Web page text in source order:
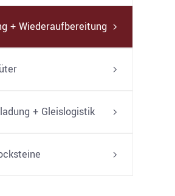
+ Wiederaufbereitung
+ Gleislogistik